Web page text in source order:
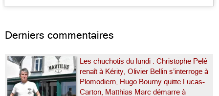
Derniers commentaires
Les chuchotis du lundi : Christophe Pelé
renaît à Kérity, Olivier Bellin s’interroge à
Plomodiern, Hugo Bourny quitte Lucas-
Carton, Matthias Marc démarre à